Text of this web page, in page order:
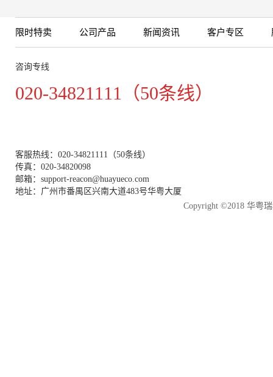
细胞培养瓶
More
限时特卖 公司产品 新闻资讯 客户专区
咨询专线
020-34821111（50条线）
客服热线：020-34821111（50条线）
传真：020-34820098
邮箱：support-reacon@huayueco.com
地址：广州市番禺区兴南大道483号华粤大厦
Copyright ©2018 华粤